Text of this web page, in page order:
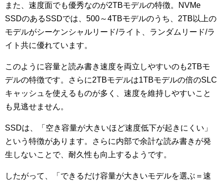
また、速度面でも優秀なのが2TBモデルの特徴。NVMe
SSDのあるSSDでは、500～4TBモデルのうち、2TB以上の
モデルがシーケンシャルリード/ライト、ランダムリード/ラ
イト共に優れています。
このように容量と読み書き速度を両立しやすいのも2TBモ
デルの特徴です。さらに2TBモデルは1TBモデルの倍のSLC
キャッシュを使えるものが多く、速度を維持しやすいこと
も見逃せません。
SSDは、「空き容量が大きいほど速度低下が起きにくい」
という特徴があります。さらに内部で余計な読み書きが発
生しないことで、耐久性も向上するようです。
したがって、「できるだけ容量が大きいモデルを選ぶ＝速